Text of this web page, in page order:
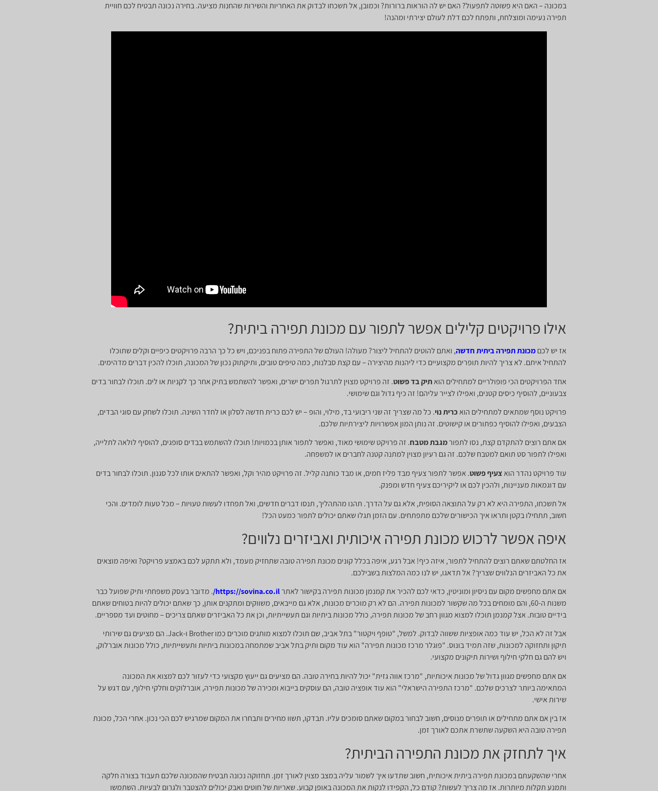
במכונה – האם היא פשוטה לתפעול? האם יש לה הוראות ברורות? וכמובן, אל תשכחו לבדוק את האחריות והשירות שהחנות מציעה. בחירה נכונה תבטיח לכם חוויית
תפירה נעימה ומוצלחת, ותפתח לכם דלת לעולם יצירתי ומהנה!
אילו פרויקטים קלילים אפשר לתפור עם מכונת תפירה ביתית?
אז יש לכםמכונת תפירה ביתית חדשה, ואתם להוטים להתחיל ליצור? מעולה! העולם של התפירה פתוח בפניכם, ויש כל כך הרבה פרויקטים כיפיים וקלים שתוכלו
להתחיל איתם. לא צריך להיות תופרים מקצועיים כדי ליהנות מהיצירה – עם קצת סבלנות, כמה טיפים טובים, ותיקתוק נכון של המכונה, תוכלו להכין דברים מדהימים.
אחד הפרויקטים הכי פופולריים למתחילים הואתיק בד פשוט. זה פרויקט מצוין לתרגול תפרים ישרים, ואפשר להשתמש בתיק אחר כך לקניות או לים. תוכלו לבחור בדים
צבעוניים, להוסיף כיסים קטנים, ואפילו לצייר עליהם! זה כיף גדול וגם שימושי.
פרויקט נוסף שמתאים למתחילים הואכרית נוי. כל מה שצריך זה שני ריבועי בד, מילוי, והופ – יש לכם כרית חדשה לסלון או לחדר השינה. תוכלו לשחק עם סוגי הבדים,
הצבעים, ואפילו להוסיף כפתורים או קישוטים. זה נותן המון אפשרויות ליצירתיות שלכם.
אם אתם רוצים להתקדם קצת, נסו לתפורמגבת מטבח. זה פרויקט שימושי מאוד, ואפשר לתפור אותן בכמויות! תוכלו להשתמש בבדים סופגים, להוסיף לולאה לתלייה,
ואפילו לתפור סט תואם למטבח שלכם. זה גם רעיון מצוין למתנה קטנה לחברים או למשפחה.
עוד פרויקט נהדר הואצעיף פשוט. אפשר לתפור צעיף מבד פליז חמים, או מבד כותנה קליל. זה פרויקט מהיר וקל, ואפשר להתאים אותו לכל סגנון. תוכלו לבחור בדים
עם דוגמאות מעניינות, ולהכין לכם או ליקיריכם צעיף חדש ומפנק.
אל תשכחו, התפירה היא לא רק על התוצאה הסופית, אלא גם על הדרך. תהנו מהתהליך, תנסו דברים חדשים, ואל תפחדו לעשות טעויות – מכל טעות לומדים. והכי
חשוב, תתחילו בקטן ותראו איך הכישורים שלכם מתפתחים. עם הזמן תגלו שאתם יכולים לתפור כמעט הכל!
איפה אפשר לרכוש מכונת תפירה איכותית ואביזרים נלווים?
אז החלטתם שאתם רוצים להתחיל לתפור, איזה כיף! אבל רגע, איפה בכלל קונים מכונת תפירה טובה שתחזיק מעמד, ולא תתקע לכם באמצע פרויקט? ואיפה מוצאים
את כל האביזרים הנלווים שצריך? אל תדאגו, יש לנו כמה המלצות בשבילכם.
אם אתם מחפשים מקום עם ניסיון ומוניטין, כדאי לכם להכיר את קמנמן מכונות תפירה בקישור לאתרhttps://sovina.co.il/ . מדובר בעסק משפחתי ותיק שפועל כבר
משנות ה-60, והם מומחים בכל מה שקשור למכונות תפירה. הם לא רק מוכרים מכונות, אלא גם מייבאים, משווקים ומתקנים אותן, כך שאתם יכולים להיות בטוחים שאתם
בידיים טובות. אצל קמנמן תוכלו למצוא מגוון רחב של מכונות תפירה, כולל מכונות ביתיות וגם תעשייתיות, וכן את כל האביזרים שאתם צריכים – מחוטים ועד מספריים.
אבל זה לא הכל, יש עוד כמה אופציות ששווה לבדוק. למשל, "טופף ויקטור" בתל אביב, שם תוכלו למצוא מותגים מוכרים כמו Brother ו-Jack. הם מציעים גם שירותי
תיקון ותחזוקה למכונות, שזה תמיד בונוס. "פוגלר מרכז מכונות תפירה" הוא עוד מקום ותיק בתל אביב שמתמחה במכונות ביתיות ותעשייתיות, כולל מכונות אוברלוק,
ויש להם גם חלקי חילוף ושירות תיקונים מקצועי.
אם אתם מחפשים מגוון גדול של מכונות איכותיות, "מרכז אווה גזית" יכול להיות בחירה טובה. הם מציעים גם ייעוץ מקצועי כדי לעזור לכם למצוא את המכונה
המתאימה ביותר לצרכים שלכם. "מרכז התפירה הישראלי" הוא עוד אופציה טובה, הם עוסקים בייבוא ומכירה של מכונות תפירה, אוברלוקים וחלקי חילוף, עם דגש על
שירות אישי.
אז בין אם אתם מתחילים או תופרים מנוסים, חשוב לבחור במקום שאתם סומכים עליו. תבדקו, תשוו מחירים ותבחרו את המקום שמרגיש לכם הכי נכון. אחרי הכל, מכונת
תפירה טובה היא השקעה שתשרת אתכם לאורך זמן.
איך לתחזק את מכונת התפירה הביתית?
אחרי שהשקעתם במכונת תפירה ביתית איכותית, חשוב שתדעו איך לשמור עליה במצב מצוין לאורך זמן. תחזוקה נכונה תבטיח שהמכונה שלכם תעבוד בצורה חלקה
ותמנע תקלות מיותרות. אז מה צריך לעשות? קודם כל, הקפידו לנקות את המכונה באופן קבוע. שאריות של חוטים ואבק יכולים להצטבר ולגרום לבעיות. השתמשו